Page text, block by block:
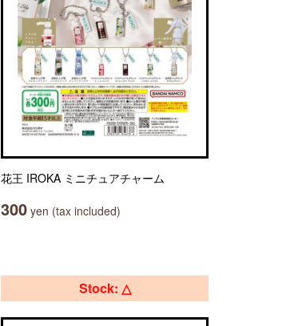
花王 IROKA ミニチュアチャーム
300 yen (tax included)
Stock: △